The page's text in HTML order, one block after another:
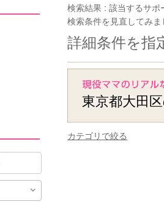
検索結果 :該当するサポ
検索条件を見直してみま
詳細条件を指
東京都大田
カテゴリで絞る